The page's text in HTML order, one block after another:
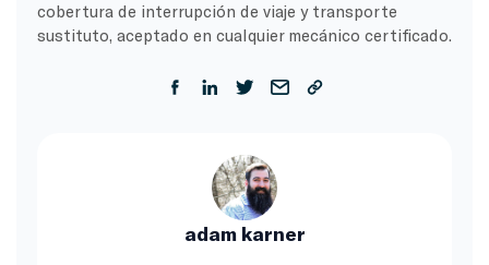
cobertura de interrupción de viaje y transporte
sustituto, aceptado en cualquier mecánico certificado.
adam karner